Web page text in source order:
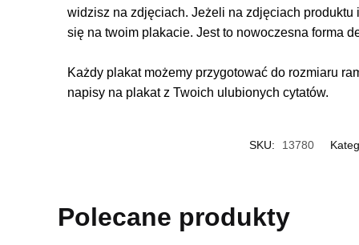
widzisz na zdjęciach. Jeżeli na zdjęciach produktu
się na twoim plakacie. Jest to nowoczesna forma
Każdy plakat możemy przygotować do rozmiaru
napisy na plakat z Twoich ulubionych cytatów.
SKU: 13780
Polecane produkty